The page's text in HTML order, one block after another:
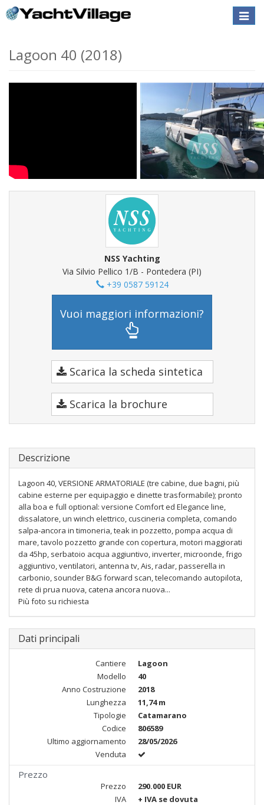
Toggle
Lagoon 40 (2018)
NSS Yachting
Via Silvio Pellico 1/B - Pontedera (PI)
+39 0587 59124
Vuoi maggiori informazioni?
Scarica la scheda sintetica
Scarica la brochure
Descrizione
Lagoon 40, VERSIONE ARMATORIALE (tre cabine, due bagni, più
cabine esterne per equipaggio e dinette trasformabile); pronto
alla boa e full optional: versione Comfort ed Elegance line,
dissalatore, un winch elettrico, cuscineria completa, comando
salpa-ancora in timoneria, teak in pozzetto, pompa acqua di
mare, tavolo pozzetto grande con copertura, motori maggiorati
da 45hp, serbatoio acqua aggiuntivo, inverter, microonde, frigo
aggiuntivo, ventilatori, antenna tv, Ais, radar, passerella in
carbonio, sounder B&G forward scan, telecomando autopilota,
rete di prua nuova, catena ancora nuova...
Più foto su richiesta
Dati principali
Cantiere
Lagoon
Modello
40
Anno Costruzione
2018
Lunghezza
11,74 m
Tipologie
Catamarano
Codice
806589
Ultimo aggiornamento
28/05/2026
Venduta
Prezzo
Prezzo
290.000 EUR
IVA
+ IVA se dovuta